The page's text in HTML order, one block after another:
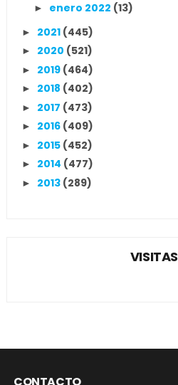
► enero 2022 (13)
► 2021 (445)
► 2020 (521)
► 2019 (464)
► 2018 (402)
► 2017 (473)
► 2016 (409)
► 2015 (452)
► 2014 (477)
► 2013 (289)
VISITAS
CONTACTO